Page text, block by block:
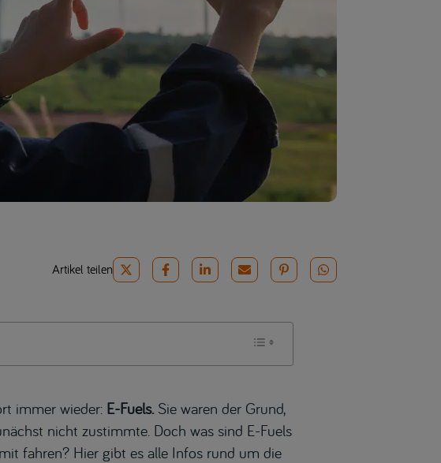
Artikel teilen
immer wieder: E-Fuels. Sie waren der Grund,
nicht zustimmte. Doch was sind E-Fuels
fahren? Hier gibt es alle Infos rund um die